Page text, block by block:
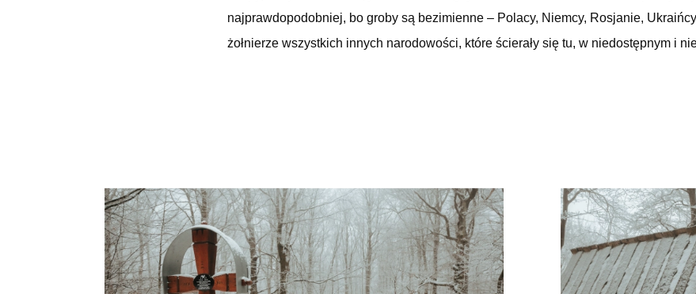
najprawdopodobniej, bo groby są bezimienne – Polacy, Niemcy, Rosjanie,
żołnierze wszystkich innych narodowości, które ścierały się tu, w niedostępnym i